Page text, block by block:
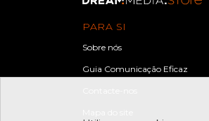
PARA SI
Sobre nós
Guia Comunicação Eficaz